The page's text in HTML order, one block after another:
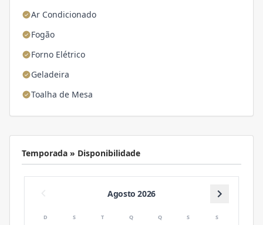
Ar Condicionado
Fogão
Forno Elétrico
Geladeira
Toalha de Mesa
Temporada » Disponibilidade
Agosto 2026
D S T Q Q S S